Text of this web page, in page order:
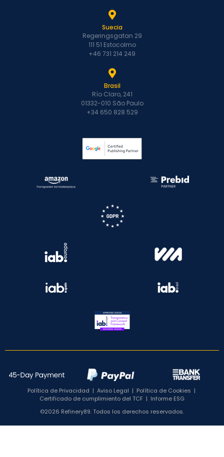
Suecia
Regeringsgatan 29
111 51 Estocolmo
+46 731 214 249
Brasil
Río Claro, 241
01332-010 São Paulo
+34 650 828 529
Política de Privacidad | Aviso Legal | Política de Cookies |
Certificado de cumplimiento del TCF | Informe ESG
©2026 Refinery89. Todos los derechos reservados.